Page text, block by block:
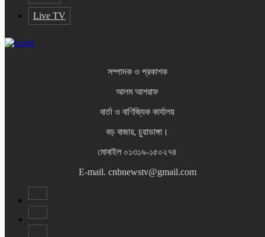
Live TV
সম্পাদক ও প্রকাশক
আলম আশরাফ
বার্তা ও বাণিজ্যিক কার্যালয়
বড় বাজার, চুয়াডাঙ্গা।
মোবাইল ০১৩১৯-১৫০২৭৪
E-mail. cnbnewstv@gmail.com